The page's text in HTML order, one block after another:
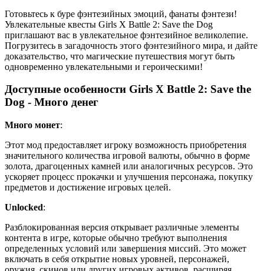
Готовьтесь к буре фэнтезийных эмоций, фанаты фэнтези!
Увлекательные квесты Girls X Battle 2: Save the Dog
приглашают вас в увлекательное фэнтезийное великолепие.
Погрузитесь в загадочность этого фэнтезийного мира, и дайте
доказательство, что магические путешествия могут быть
одновременно увлекательными и героическими!
Доступные особенности Girls X Battle 2: Save the
Dog - Много денег
Много монет:
Этот мод предоставляет игроку возможность приобретения
значительного количества игровой валюты, обычно в форме
золота, драгоценных камней или аналогичных ресурсов. Это
ускоряет процесс прокачки и улучшения персонажа, покупку
предметов и достижение игровых целей.
Unlocked:
Разблокированная версия открывает различные элементы
контента в игре, которые обычно требуют выполнения
определенных условий или завершения миссий. Это может
включать в себя открытие новых уровней, персонажей,